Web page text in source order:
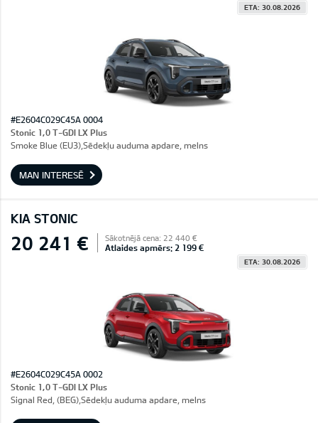
ETA: 30.08.2026
#E2604C029C45A 0004
Stonic 1,0 T-GDI LX Plus
Smoke Blue (EU3),Sēdekļu auduma apdare, melns
MAN INTERESĒ
KIA STONIC
20 241 € Sākotnējā cena: 22 440 €
Atlaides apmērs: 2 199 €
ETA: 30.08.2026
#E2604C029C45A 0002
Stonic 1,0 T-GDI LX Plus
Signal Red, (BEG),Sēdekļu auduma apdare, melns